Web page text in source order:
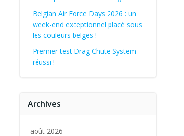
Belgian Air Force Days 2026 : un
week-end exceptionnel placé sous
les couleurs belges !
Premier test Drag Chute System
réussi !
Archives
août 2026